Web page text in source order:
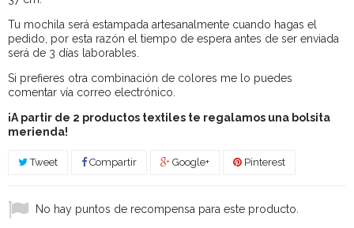
Tu mochila será estampada artesanalmente cuando hagas el
pedido, por esta razón el tiempo de espera antes de ser enviada
será de 3 días laborables.
Si prefieres otra combinación de colores me lo puedes
comentar vía correo electrónico.
¡A partir de 2 productos textiles te regalamos una bolsita
merienda!
Tweet Compartir Google+ Pinterest
No hay puntos de recompensa para este producto.